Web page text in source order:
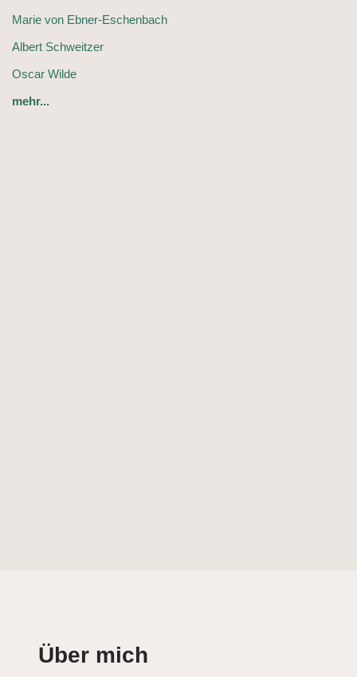
Marie von Ebner-Eschenbach
Albert Schweitzer
Oscar Wilde
mehr...
Über mich